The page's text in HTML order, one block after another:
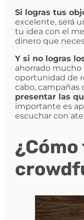
Si logras tus
excelente, será
tu idea con el
dinero que
Y si no logras
ahorrado mucho
oportunidad de
cabo, campañas
presentar las
importante es
escuchar con